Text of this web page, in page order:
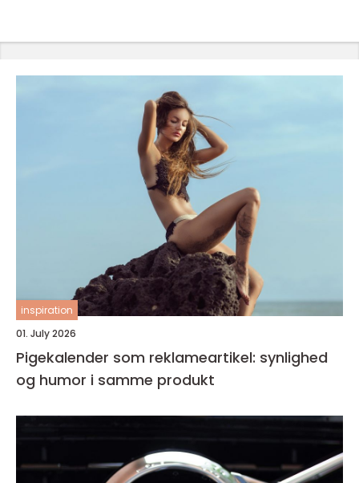
inspiration
01. July 2026
Pigekalender som reklameartikel: synlighed
og humor i samme produkt